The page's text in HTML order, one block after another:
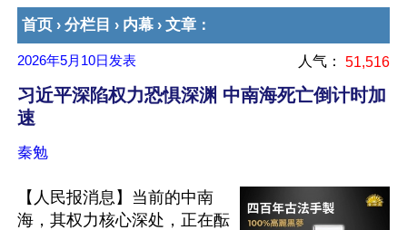
首页 › 分栏目 › 内幕 › 文章 ：
2026年5月10日 发表 人气： 51,516
习近平深陷权力恐惧深渊 中南海死亡倒计时加
速
秦勉
【人民报消息】当前的中南
海，其权力核心深处，正在酝